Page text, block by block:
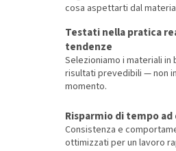
cosa aspettarti dal
Testati nella pratica
tendenze
Selezioniamo i materiali
risultati prevedibili — non
momento.
Risparmio di tempo
Consistenza e
ottimizzati per un lavoro